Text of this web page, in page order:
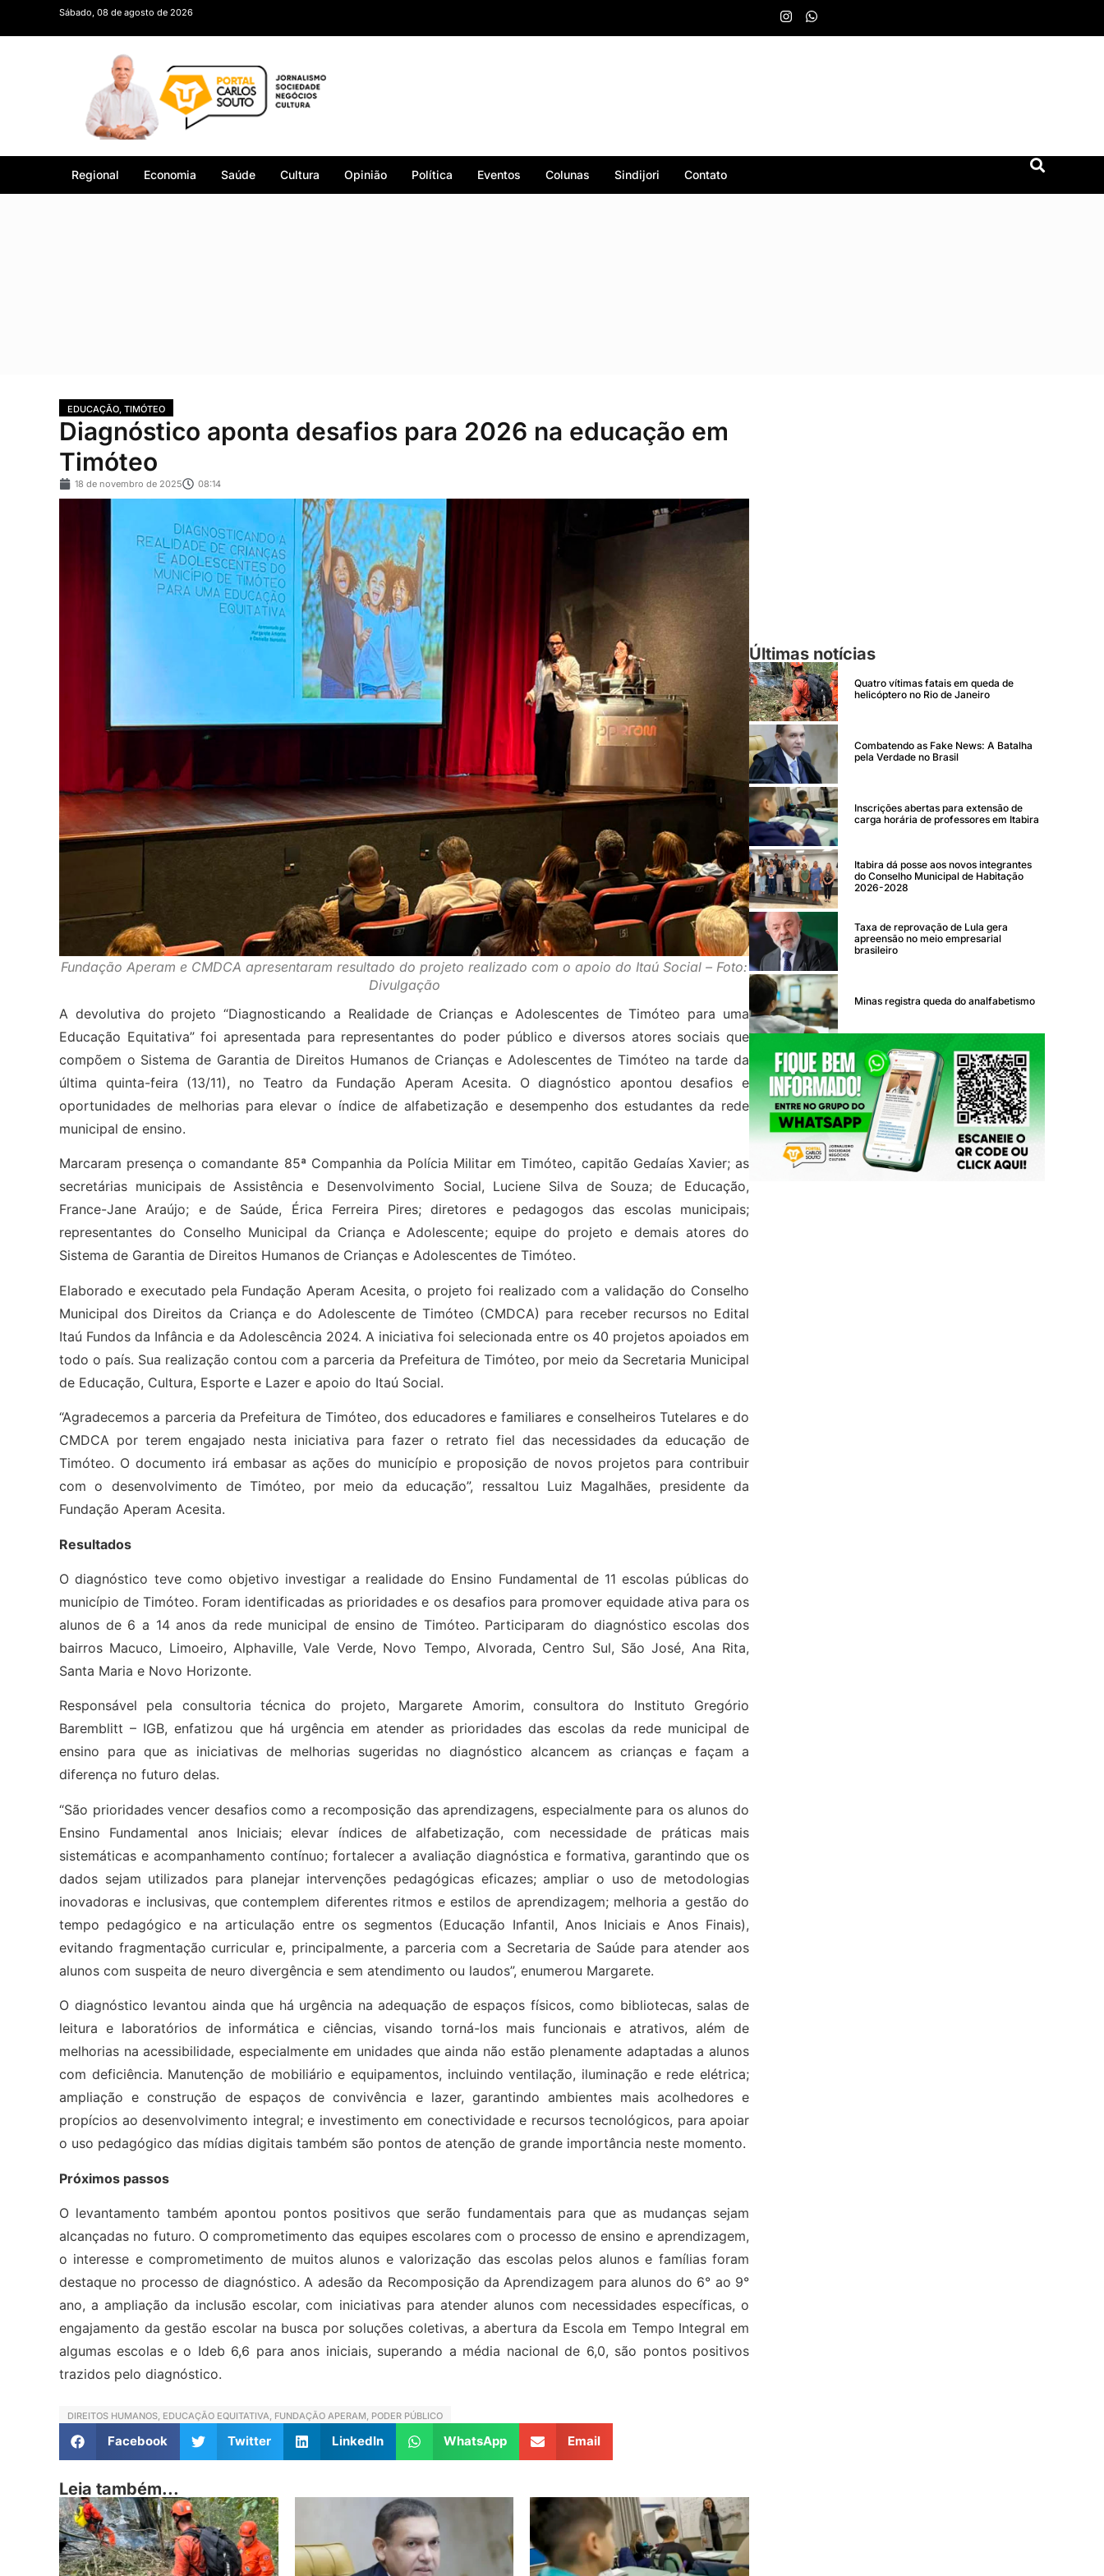
Sábado, 08 de agosto de 2026
Regional Economia Saúde Cultura Opinião Política Eventos Colunas Sindijori Contato
EDUCAÇÃO, TIMÓTEO
Diagnóstico aponta desafios para 2026 na educação em
Timóteo
18 de novembro de 2025 08:14
Fundação Aperam e CMDCA apresentaram resultado do projeto realizado com o apoio do Itaú Social – Foto:
Divulgação
A devolutiva do projeto “Diagnosticando a Realidade de Crianças e Adolescentes de Timóteo para uma
Educação Equitativa” foi apresentada para representantes do poder público e diversos atores sociais que
compõem o Sistema de Garantia de Direitos Humanos de Crianças e Adolescentes de Timóteo na tarde da
última quinta-feira (13/11), no Teatro da Fundação Aperam Acesita. O diagnóstico apontou desafios e
oportunidades de melhorias para elevar o índice de alfabetização e desempenho dos estudantes da rede
municipal de ensino.
Marcaram presença o comandante 85ª Companhia da Polícia Militar em Timóteo, capitão Gedaías Xavier; as
secretárias municipais de Assistência e Desenvolvimento Social, Luciene Silva de Souza; de Educação,
France-Jane Araújo; e de Saúde, Érica Ferreira Pires; diretores e pedagogos das escolas municipais;
representantes do Conselho Municipal da Criança e Adolescente; equipe do projeto e demais atores do
Sistema de Garantia de Direitos Humanos de Crianças e Adolescentes de Timóteo.
Elaborado e executado pela Fundação Aperam Acesita, o projeto foi realizado com a validação do Conselho
Municipal dos Direitos da Criança e do Adolescente de Timóteo (CMDCA) para receber recursos no Edital
Itaú Fundos da Infância e da Adolescência 2024. A iniciativa foi selecionada entre os 40 projetos apoiados em
todo o país. Sua realização contou com a parceria da Prefeitura de Timóteo, por meio da Secretaria Municipal
de Educação, Cultura, Esporte e Lazer e apoio do Itaú Social.
“Agradecemos a parceria da Prefeitura de Timóteo, dos educadores e familiares e conselheiros Tutelares e do
CMDCA por terem engajado nesta iniciativa para fazer o retrato fiel das necessidades da educação de
Timóteo. O documento irá embasar as ações do município e proposição de novos projetos para contribuir
com o desenvolvimento de Timóteo, por meio da educação”, ressaltou Luiz Magalhães, presidente da
Fundação Aperam Acesita.
Resultados
O diagnóstico teve como objetivo investigar a realidade do Ensino Fundamental de 11 escolas públicas do
município de Timóteo. Foram identificadas as prioridades e os desafios para promover equidade ativa para os
alunos de 6 a 14 anos da rede municipal de ensino de Timóteo. Participaram do diagnóstico escolas dos
bairros Macuco, Limoeiro, Alphaville, Vale Verde, Novo Tempo, Alvorada, Centro Sul, São José, Ana Rita,
Santa Maria e Novo Horizonte.
Responsável pela consultoria técnica do projeto, Margarete Amorim, consultora do Instituto Gregório
Baremblitt – IGB, enfatizou que há urgência em atender as prioridades das escolas da rede municipal de
ensino para que as iniciativas de melhorias sugeridas no diagnóstico alcancem as crianças e façam a
diferença no futuro delas.
“São prioridades vencer desafios como a recomposição das aprendizagens, especialmente para os alunos do
Ensino Fundamental anos Iniciais; elevar índices de alfabetização, com necessidade de práticas mais
sistemáticas e acompanhamento contínuo; fortalecer a avaliação diagnóstica e formativa, garantindo que os
dados sejam utilizados para planejar intervenções pedagógicas eficazes; ampliar o uso de metodologias
inovadoras e inclusivas, que contemplem diferentes ritmos e estilos de aprendizagem; melhoria a gestão do
tempo pedagógico e na articulação entre os segmentos (Educação Infantil, Anos Iniciais e Anos Finais),
evitando fragmentação curricular e, principalmente, a parceria com a Secretaria de Saúde para atender aos
alunos com suspeita de neuro divergência e sem atendimento ou laudos”, enumerou Margarete.
O diagnóstico levantou ainda que há urgência na adequação de espaços físicos, como bibliotecas, salas de
leitura e laboratórios de informática e ciências, visando torná-los mais funcionais e atrativos, além de
melhorias na acessibilidade, especialmente em unidades que ainda não estão plenamente adaptadas a alunos
com deficiência. Manutenção de mobiliário e equipamentos, incluindo ventilação, iluminação e rede elétrica;
ampliação e construção de espaços de convivência e lazer, garantindo ambientes mais acolhedores e
propícios ao desenvolvimento integral; e investimento em conectividade e recursos tecnológicos, para apoiar
o uso pedagógico das mídias digitais também são pontos de atenção de grande importância neste momento.
Próximos passos
O levantamento também apontou pontos positivos que serão fundamentais para que as mudanças sejam
alcançadas no futuro. O comprometimento das equipes escolares com o processo de ensino e aprendizagem,
o interesse e comprometimento de muitos alunos e valorização das escolas pelos alunos e famílias foram
destaque no processo de diagnóstico. A adesão da Recomposição da Aprendizagem para alunos do 6° ao 9°
ano, a ampliação da inclusão escolar, com iniciativas para atender alunos com necessidades específicas, o
engajamento da gestão escolar na busca por soluções coletivas, a abertura da Escola em Tempo Integral em
algumas escolas e o Ideb 6,6 para anos iniciais, superando a média nacional de 6,0, são pontos positivos
trazidos pelo diagnóstico.
DIREITOS HUMANOS EDUCAÇÃO EQUITATIVA FUNDAÇÃO APERAM PODER PÚBLICO
Facebook Twitter LinkedIn WhatsApp Email
Leia também...
Últimas notícias
Quatro vítimas fatais em queda de
helicóptero no Rio de Janeiro
Combatendo as Fake News: A Batalha
pela Verdade no Brasil
Inscrições abertas para extensão de
carga horária de professores em Itabira
Itabira dá posse aos novos integrantes
do Conselho Municipal de Habitação
2026-2028
Taxa de reprovação de Lula gera
apreensão no meio empresarial
brasileiro
Minas registra queda do analfabetismo